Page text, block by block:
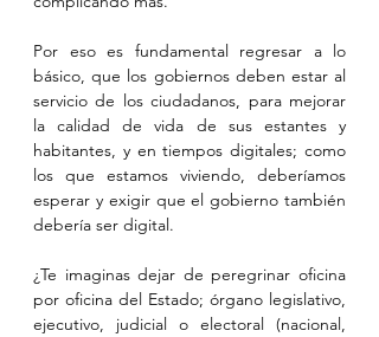
Por eso es fundamental regresar a lo
básico, que los gobiernos deben estar al
servicio de los ciudadanos, para mejorar
la calidad de vida de sus estantes y
habitantes, y en tiempos digitales; como
los que estamos viviendo, deberíamos
esperar y exigir que el gobierno también
debería ser digital.
¿Te imaginas dejar de peregrinar oficina
por oficina del Estado; órgano legislativo,
ejecutivo, judicial o electoral (nacional,